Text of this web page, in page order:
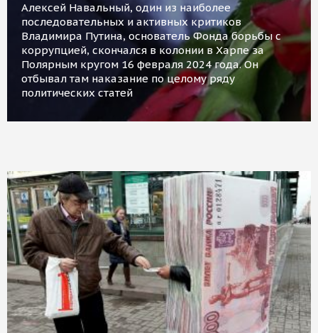
Алексей Навальный, один из наиболее
последовательных и активных критиков
Владимира Путина, основатель Фонда борьбы с
коррупцией, скончался в колонии в Харпе за
Полярным кругом 16 февраля 2024 года. Он
отбывал там наказание по целому ряду
политических статей